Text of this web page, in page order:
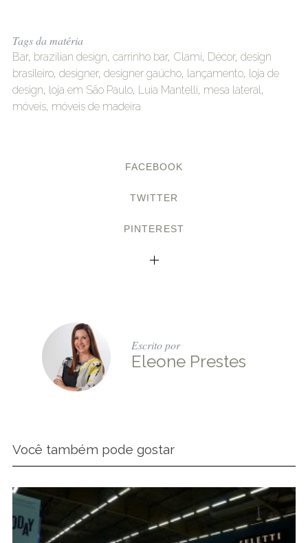
Tags da matéria
Bar, brazilian design, carrinho bar, Clami, Décor, design
brasileiro, designer, designer gaúcho, lançamento, loja de
design, loja em São Paulo, Luia Mantelli, mesa lateral,
móveis, móveis de madeira
FACEBOOK
TWITTER
PINTEREST
Escrito por
Eleone Prestes
Você também pode gostar